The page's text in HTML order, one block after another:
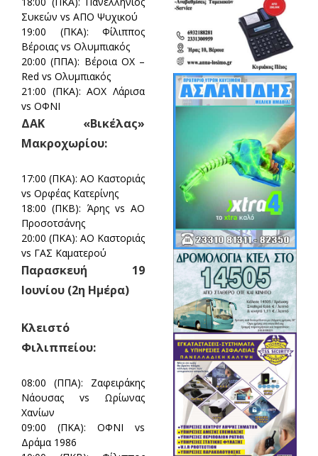
Συκεών vs ΑΠΟ Ψυχικού
19:00 (ΠΚΑ):Φίλιππος
Βέροιας vs Ολυμπιακός
20:00 (ΠΠΑ): Βέροια ΟΧ –
Red vs Ολυμπιακός
21:00 (ΠΚΑ):ΑΟΧ Λάρισα
vs ΟΦΝΙ
ΔΑΚ «Βικέλας»
Μακροχωρίου:
17:00 (ΠΚΑ):ΑΟ Καστοριάς
vs Ορφέας Κατερίνης
18:00 (ΠΚΒ): Άρης vs ΑΟ
Προσοτσάνης
20:00 (ΠΚΑ):ΑΟ Καστοριάς
vs ΓΑΣ Καματερού
Παρασκευή 19
Ιουνίου (2η Ημέρα)
Κλειστό
Φιλιππείου:
08:00 (ΠΠΑ): Ζαφειράκης
Νάουσας vs Ωρίωνας
Χανίων
09:00 (ΠΚΑ):ΟΦΝΙ vs
Δράμα 1986